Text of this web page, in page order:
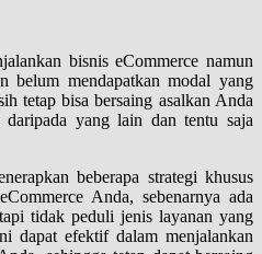
bisnis eCommerce namun
belum mendapatkan modal yang
tetap bisa bersaing asalkan Anda
yang lain dan tentu saja
beberapa strategi khusus
Anda, sebenarnya ada
tidak peduli jenis layanan yang
dapat efektif dalam menjalankan